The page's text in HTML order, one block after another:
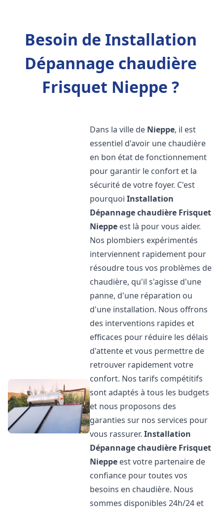
Besoin de Installation
Dépannage chaudière
Frisquet Nieppe ?
Dans la ville de Nieppe, il est
essentiel d'avoir une chaudière
en bon état de fonctionnement
pour garantir le confort et la
sécurité de votre foyer. C'est
pourquoiInstallation
Dépannage chaudière Frisquet
Nieppe est là pour vous aider.
Nos plombiers expérimentés
interviennent rapidement pour
résoudre tous vos problèmes de
chaudière, qu'il s'agisse d'une
panne, d'une réparation ou
d'une installation. Nous offrons
des interventions rapides et
efficaces pour réduire les délais
d'attente et vous permettre de
retrouver rapidement votre
confort. Nos tarifs compétitifs
sont adaptés à tous les budgets
et nous proposons des
garanties sur nos services pour
vous rassurer.Installation
Dépannage chaudière Frisquet
Nieppe est votre partenaire de
confiance pour toutes vos
besoins en chaudière. Nous
sommes disponibles 24h/24 et